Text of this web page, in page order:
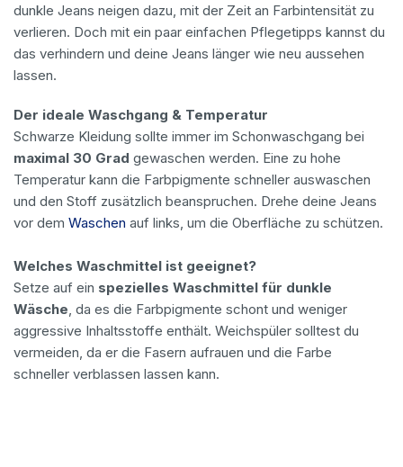
dunkle Jeans neigen dazu, mit der Zeit an Farbintensität zu
verlieren. Doch mit ein paar einfachen Pflegetipps kannst du
das verhindern und deine Jeans länger wie neu aussehen
lassen.
Der ideale Waschgang & Temperatur
Schwarze Kleidung sollte immer im Schonwaschgang bei
maximal 30 Grad gewaschen werden. Eine zu hohe
Temperatur kann die Farbpigmente schneller auswaschen
und den Stoff zusätzlich beanspruchen. Drehe deine Jeans
vor dem Waschen auf links, um die Oberfläche zu schützen.
Welches Waschmittel ist geeignet?
Setze auf ein spezielles Waschmittel für dunkle
Wäsche , da es die Farbpigmente schont und weniger
aggressive Inhaltsstoffe enthält. Weichspüler solltest du
vermeiden, da er die Fasern aufrauen und die Farbe
schneller verblassen lassen kann.